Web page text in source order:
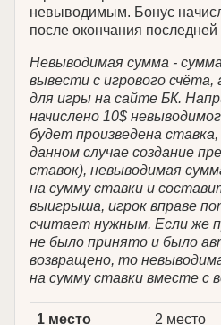
невыводимым. Бонус
после окончания
Невыводимая сумма -
вывести с игрового
для игры на сайте БК.
начислено 10$
будет произведена
данном случае создание
ставок), невыводимая
на сумму ставки и
выигрыша, игрок вправе
считает нужным. Если же
не было принято и было
возвращено, то
на сумму ставки вместе с
1 место 2 место